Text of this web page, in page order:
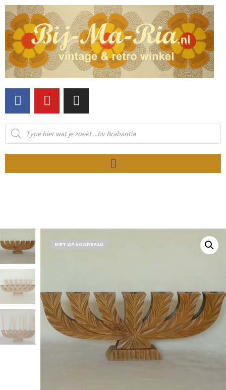
NIET OP VOORRAAD